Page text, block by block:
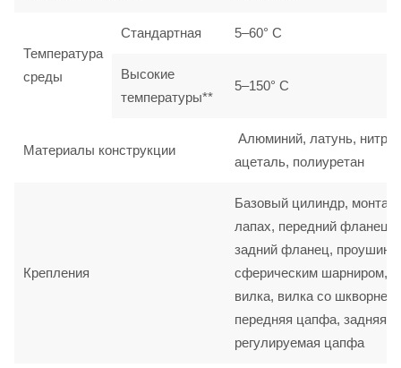
Температура
среды
Стандартная 5–60° C
Высокие
температуры**
5–150° C
Материалы конструкции
Алюминий, латунь,
ацеталь, полиуретан
Крепления
Базовый цилиндр, монтаж
лапах, передний фланец,
задний фланец, проушина
сферическим шарниром,
вилка, вилка со шкворнем,
передняя цапфа, задняя
регулируемая цапфа